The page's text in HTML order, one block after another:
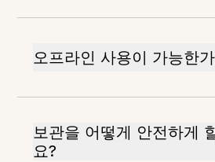
오프라인 사용이 가능한
보관을 어떻게 안전하게
요?